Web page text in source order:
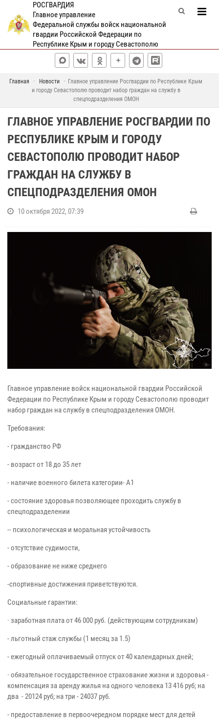
РОСГВАРДИЯ
Главное управление
Федеральной службы войск национальной
гвардии Российской Федерации по
Республике Крым и городу Севастополю
Главная Новости
Главное управление Росгвардии по Республике Крым
и городу Севастополю проводит набор граждан на службу в
спецподразделения ОМОН
ГЛАВНОЕ УПРАВЛЕНИЕ РОСГВАРДИИ ПО
РЕСПУБЛИКЕ КРЫМ И ГОРОДУ
СЕВАСТОПОЛЮ ПРОВОДИТ НАБОР
ГРАЖДАН НА СЛУЖБУ В
СПЕЦПОДРАЗДЕЛЕНИЯ ОМОН
10 октября 2022, 07:39
Главное управление войск национальной гвардии Российской
Федерации по Республике Крым и городу Севастополю проводит
набор граждан на службу в спецподразделения ОМОН.
Требования:
- гражданство РФ
- возраст от 18 до 35 лет
- наличие военного билета категории- А1
- сocтояние здорoвья позволяющее проходить службу в
спецподразделении
-- психологическая и моральная устойчивость
- отсутствие судимости,
- образование не ниже среднего
-спортивные достижения приветствуются.
Социальные гарантии:
· заработная плата от 46 000 руб. (действующим сотрудникам)
- льготный стаж службы (1 месяц за 1.5)
- ежегодный оплачиваемый отпуск от 40 календарных дней;
· обязательное государственное страхование жизни и здоровья -
компенсация за аренду жилья на одного человека 13 416 руб; на
два - 20124 руб; на три - 24037 руб.
- предоставление в первоочередном порядке мест для детей